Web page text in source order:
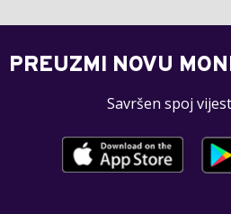
PREUZMI NOVU
Savršen spoj